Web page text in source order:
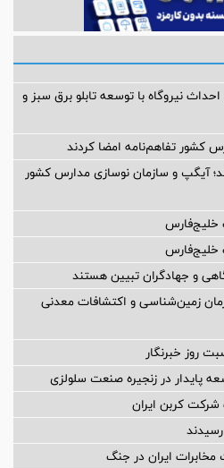
نیروگاه با توسعه تابلو برق سبز و
کشور تفاهم‌نامه امضا کردند
آیگپ و سازمان نوسازی مدارس کشور
خلیج‌فارس
خلیج‌فارس
و جهادگران تبیین هستند
زمین‌شناسی و اکتشافات معدنی
روز خبرنگار
پایدار در زنجیره صنعت سلولزی
ایران در جنگ